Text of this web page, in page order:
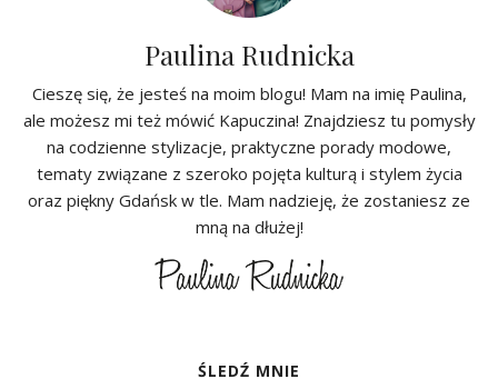
Paulina Rudnicka
Cieszę się, że jesteś na moim blogu! Mam na imię Paulina,
ale możesz mi też mówić Kapuczina! Znajdziesz tu pomysły
na codzienne stylizacje, praktyczne porady modowe,
tematy związane z szeroko pojęta kulturą i stylem życia
oraz piękny Gdańsk w tle. Mam nadzieję, że zostaniesz ze
mną na dłużej!
ŚLEDŹ MNIE